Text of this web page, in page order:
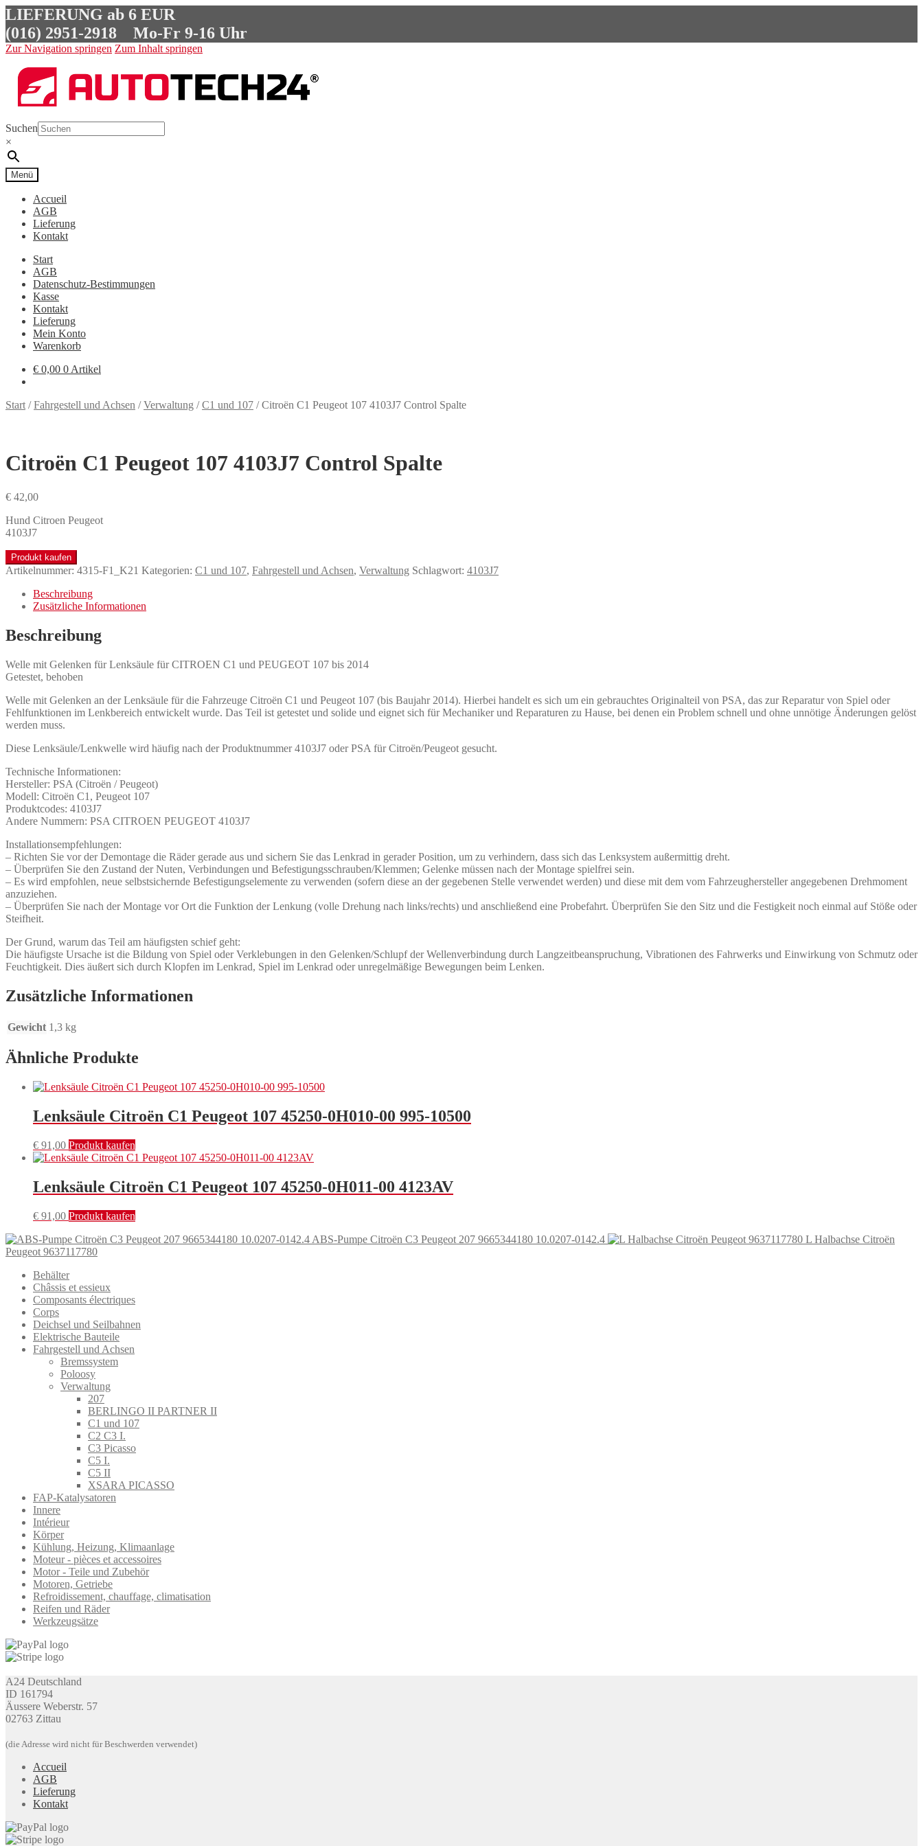
LIEFERUNG ab 6 EUR
(016) 2951-2918 Mo-Fr 9-16 Uhr
Zur Navigation springen Zum Inhalt springen
Suchen
×
Menü
Accueil
AGB
Lieferung
Kontakt
Start
AGB
Datenschutz-Bestimmungen
Kasse
Kontakt
Lieferung
Mein Konto
Warenkorb
€ 0,00 0 Artikel
Start /Fahrgestell und Achsen /Verwaltung /C1 und 107 /Citroën C1 Peugeot 107 4103J7 Control Spalte
Citroën C1 Peugeot 107 4103J7 Control Spalte
€ 42,00
Hund Citroen Peugeot
4103J7
Produkt kaufen
Artikelnummer: 4315-F1_K21 Kategorien: C1 und 107, Fahrgestell und Achsen, Verwaltung Schlagwort: 4103J7
Beschreibung
Zusätzliche Informationen
Beschreibung
Welle mit Gelenken für Lenksäule für CITROEN C1 und PEUGEOT 107 bis 2014
Getestet, behoben
Welle mit Gelenken an der Lenksäule für die Fahrzeuge Citroën C1 und Peugeot 107 (bis Baujahr 2014). Hierbei handelt es sich um ein gebrauchtes Originalteil von PSA, das zur Reparatur von Spiel oder
Fehlfunktionen im Lenkbereich entwickelt wurde. Das Teil ist getestet und solide und eignet sich für Mechaniker und Reparaturen zu Hause, bei denen ein Problem schnell und ohne unnötige Änderungen gelöst
werden muss.
Diese Lenksäule/Lenkwelle wird häufig nach der Produktnummer 4103J7 oder PSA für Citroën/Peugeot gesucht.
Technische Informationen:
Hersteller: PSA (Citroën / Peugeot)
Modell: Citroën C1, Peugeot 107
Produktcodes: 4103J7
Andere Nummern: PSA CITROEN PEUGEOT 4103J7
Installationsempfehlungen:
– Richten Sie vor der Demontage die Räder gerade aus und sichern Sie das Lenkrad in gerader Position, um zu verhindern, dass sich das Lenksystem außermittig dreht.
– Überprüfen Sie den Zustand der Nuten, Verbindungen und Befestigungsschrauben/Klemmen; Gelenke müssen nach der Montage spielfrei sein.
– Es wird empfohlen, neue selbstsichernde Befestigungselemente zu verwenden (sofern diese an der gegebenen Stelle verwendet werden) und diese mit dem vom Fahrzeughersteller angegebenen Drehmoment
anzuziehen.
– Überprüfen Sie nach der Montage vor Ort die Funktion der Lenkung (volle Drehung nach links/rechts) und anschließend eine Probefahrt. Überprüfen Sie den Sitz und die Festigkeit noch einmal auf Stöße oder
Steifheit.
Der Grund, warum das Teil am häufigsten schief geht:
Die häufigste Ursache ist die Bildung von Spiel oder Verklebungen in den Gelenken/Schlupf der Wellenverbindung durch Langzeitbeanspruchung, Vibrationen des Fahrwerks und Einwirkung von Schmutz oder
Feuchtigkeit. Dies äußert sich durch Klopfen im Lenkrad, Spiel im Lenkrad oder unregelmäßige Bewegungen beim Lenken.
Zusätzliche Informationen
Gewicht 1,3 kg
Ähnliche Produkte
Lenksäule Citroën C1 Peugeot 107 45250-0H010-00 995-10500
€ 91,00 Produkt kaufen
Lenksäule Citroën C1 Peugeot 107 45250-0H011-00 4123AV
€ 91,00 Produkt kaufen
ABS-Pumpe Citroën C3 Peugeot 207 9665344180 10.0207-0142.4
L Halbachse Citroën
Peugeot 9637117780
Behälter
Châssis et essieux
Composants électriques
Corps
Deichsel und Seilbahnen
Elektrische Bauteile
Fahrgestell und Achsen
Bremssystem
Poloosy
Verwaltung
207
BERLINGO II PARTNER II
C1 und 107
C2 C3 I.
C3 Picasso
C5 I.
C5 II
XSARA PICASSO
FAP-Katalysatoren
Innere
Intérieur
Körper
Kühlung, Heizung, Klimaanlage
Moteur - pièces et accessoires
Motor - Teile und Zubehör
Motoren, Getriebe
Refroidissement, chauffage, climatisation
Reifen und Räder
Werkzeugsätze
A24 Deutschland
ID 161794
Äussere Weberstr. 57
02763 Zittau
(die Adresse wird nicht für Beschwerden verwendet)
Accueil
AGB
Lieferung
Kontakt